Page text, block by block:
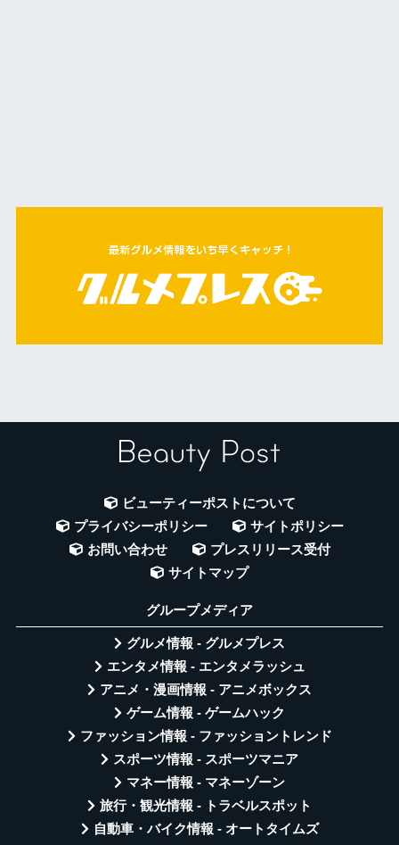
ビューティーポストについて
プライバシーポリシー
サイトポリシー
お問い合わせ
プレスリリース受付
サイトマップ
グループメディア
グルメ情報 - グルメプレス
エンタメ情報 - エンタメラッシュ
アニメ・漫画情報 - アニメボックス
ゲーム情報 - ゲームハック
ファッション情報 - ファッショントレンド
スポーツ情報 - スポーツマニア
マネー情報 - マネーゾーン
旅行・観光情報 - トラベルスポット
自動車・バイク情報 - オートタイムズ